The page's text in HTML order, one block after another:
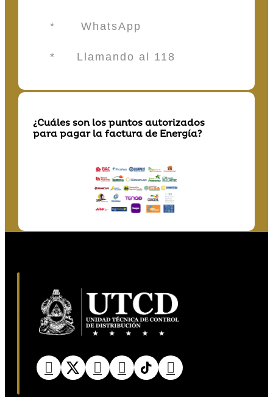
* WhatsApp
* Llamando al 118
¿Cuáles son los puntos autorizados
para pagar la factura de Energía?